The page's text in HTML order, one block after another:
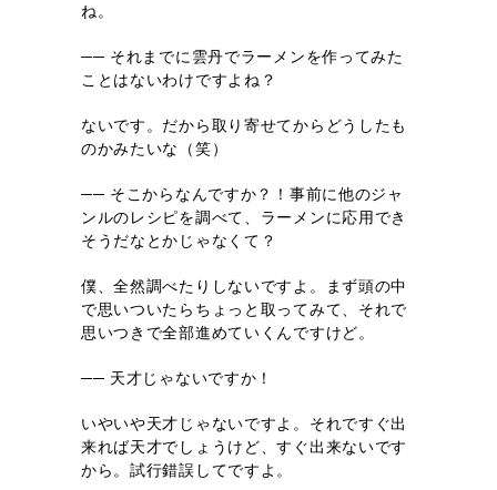
ね。
── それまでに雲丹でラーメンを作ってみた
ことはないわけですよね？
ないです。だから取り寄せてからどうしたも
のかみたいな（笑）
── そこからなんですか？！事前に他のジャ
ンルのレシピを調べて、ラーメンに応用でき
そうだなとかじゃなくて？
僕、全然調べたりしないですよ。まず頭の中
で思いついたらちょっと取ってみて、それで
思いつきで全部進めていくんですけど。
── 天才じゃないですか！
いやいや天才じゃないですよ。それですぐ出
来れば天才でしょうけど、すぐ出来ないです
から。試行錯誤してですよ。